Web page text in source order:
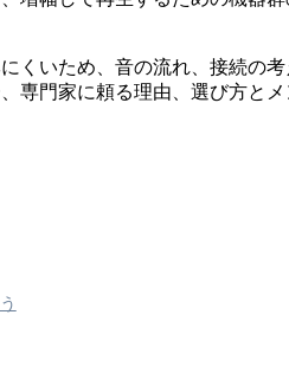
くいため、音の流れ、接続の
専門家に頼る理由、選び方と